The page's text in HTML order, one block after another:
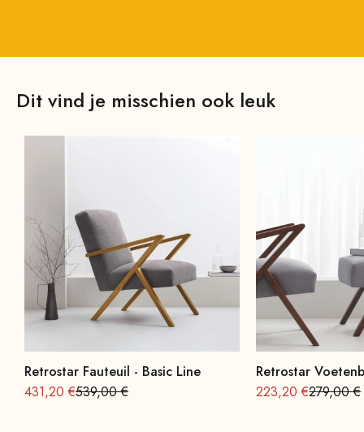
Dit vind je misschien ook leuk
Retrostar Fauteuil - Basic Line
Aanbieding vanaf
431,20 €Normale
539,00 €
Retrostar
Aanbieding vanaf
223,20 €Normale
279,00 €